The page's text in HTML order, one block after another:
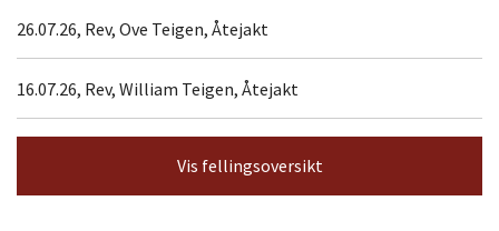
26.07.26, Rev, Ove Teigen, Åtejakt
16.07.26, Rev, William Teigen, Åtejakt
Vis fellingsoversikt